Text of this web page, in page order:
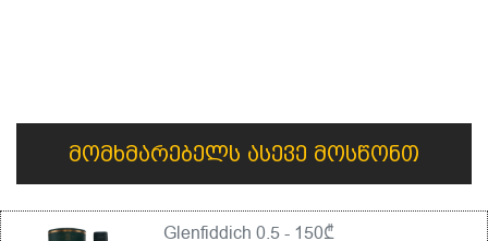
მომხმარებელს ასევე მოსწონთ
Glenfiddich 0.5 - 150₾